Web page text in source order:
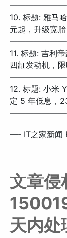
10. 标题: 雅马
元起，升级宽
11. 标题: 吉利
四缸发动机，
12. 标题: 小米
定 5 年低息，
—- IT之家新闻
文章侵
天内处